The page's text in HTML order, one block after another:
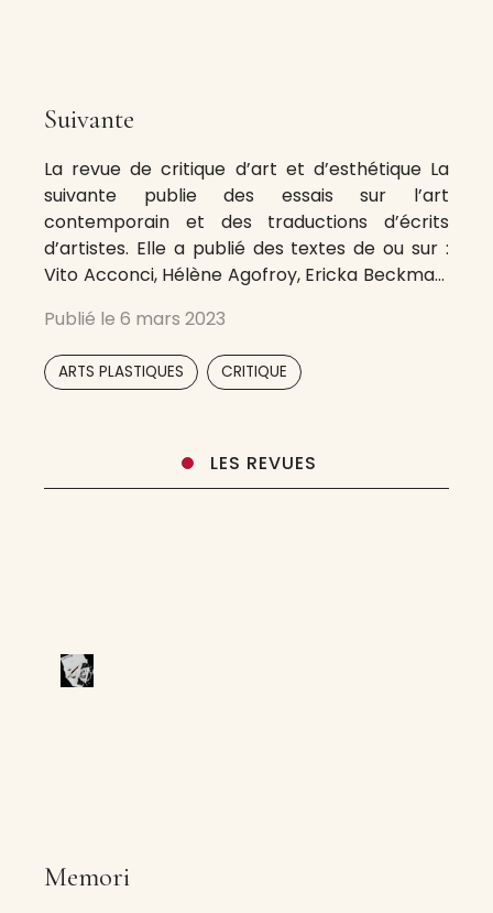
Suivante
La revue de critique d’art et d’esthétique La
suivante publie des essais sur l’art
contemporain et des traductions d’écrits
d’artistes. Elle a publié des textes de ou sur :
Vito Acconci, Hélène Agofroy, Ericka Beckman,
Thomas Demand, Stan Douglas, Luc Ferrari,
Mike Kelley, Suzanne Lafont, Fabio Mauri,
Michelin, Dennis
Publié le 6 mars 2023
ARTS PLASTIQUES CRITIQUE
LES REVUES
Memori